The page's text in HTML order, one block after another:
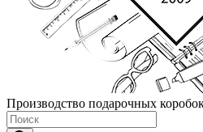
Производство подарочных